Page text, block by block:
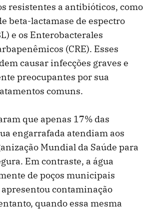
resistentes a antibióticos, como
beta-lactamase de espectro
e os Enterobacterales
(CRE). Esses
causar infecções graves e
preocupantes por sua
comuns.
que apenas 17% das
engarrafada atendiam aos
Mundial da Saúde para
Em contraste, a água
de poços municipais
contaminação
quando essa mesma